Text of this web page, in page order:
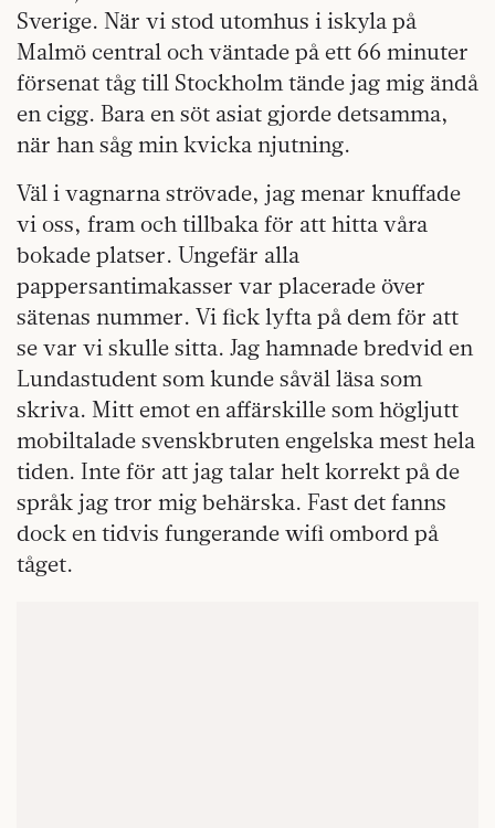
Sverige. När vi stod utomhus i iskyla på
Malmö central och väntade på ett 66 minuter
försenat tåg till Stockholm tände jag mig ändå
en cigg. Bara en söt asiat gjorde detsamma,
när han såg min kvicka njutning.
Väl i vagnarna strövade, jag menar knuffade
vi oss, fram och tillbaka för att hitta våra
bokade platser. Ungefär alla
pappersantimakasser var placerade över
sätenas nummer. Vi fick lyfta på dem för att
se var vi skulle sitta. Jag hamnade bredvid en
Lundastudent som kunde såväl läsa som
skriva. Mitt emot en affärskille som högljutt
mobiltalade svenskbruten engelska mest hela
tiden. Inte för att jag talar helt korrekt på de
språk jag tror mig behärska. Fast det fanns
dock en tidvis fungerande wifi ombord på
tåget.